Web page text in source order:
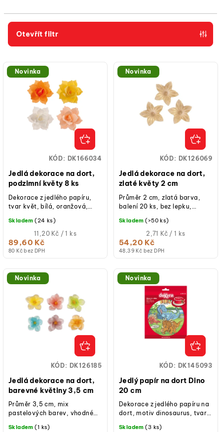
r
d
Otevřít filtr
ý
d
u
k
t
ů
Novinka
Jedlá dekorace na dort,
podzimní květy 8 ks
80 Kč bez DPH
89,60 Kč
Měrná
cena:
11,20 Kč / 1 ks
Skladem (24 ks)
Dekorace z jedlého papíru,
tvar květ, bílá, oranžová,
4,5 cm, balení 8 ks, bez
KÓD: DK166034
Novinka
Jedlá dekorace na dort,
zlaté květy 2 cm
48,39 Kč bez DPH
54,20 Kč
Měrná
cena:
2,71 Kč / 1 ks
Skladem (>50 ks)
Průměr 2 cm, zlatá barva,
balení 20 ks, bez lepku,
ideální na zdobení dortů
KÓD: DK126069
Novinka
Jedlá dekorace na dort,
barevné květiny 3,5 cm
Skladem (1 ks)
Průměr 3,5 cm, mix
pastelových barev, vhodné
KÓD: DK126185
Novinka
Jedlý papír na dort Dino
20 cm
Skladem (3 ks)
Dekorace z jedlého papíru na
dort, motiv dinosaurus, tvar
KÓD: DK145093